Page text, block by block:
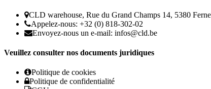
CLD warehouse, Rue du Grand Champs 14, 5380
Appelez-nous: +32 (0) 818-302-02
Envoyez-nous un e-mail: infos@cld.be
Veuillez consulter nos documents juridiques
Politique de cookies
Politique de confidentialité